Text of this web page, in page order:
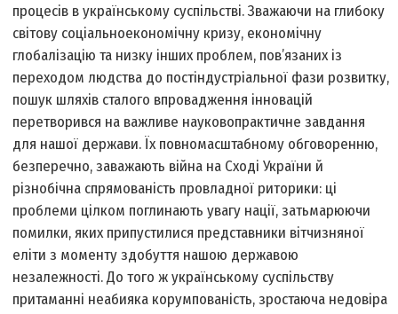
процесів в українському суспільстві. Зважаючи на глибоку
світову соціально­економічну кризу, економічну
глобалізацію та низку інших проблем, пов’язаних із
переходом людства до постіндустріальної фази розвитку,
пошук шляхів сталого впровадження інновацій
перетворився на важливе науково­практичне завдання
для нашої держави. Їх повномасштабному обговоренню,
безперечно, заважають війна на Сході України й
різнобічна спрямованість провладної риторики: ці
проблеми цілком поглинають увагу нації, затьмарюючи
помилки, яких припустилися представники вітчизняної
еліти з моменту здобуття нашою державою
незалежності. До того ж українському суспільству
притаманні неабияка корумпованість, зростаюча недовіра